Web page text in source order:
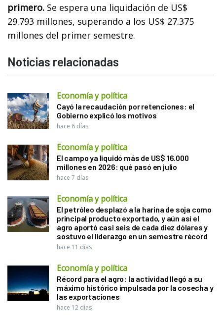
primero. Se espera una liquidación de US$
29.793 millones, superando a los US$ 27.375
millones del primer semestre.
Noticias relacionadas
Economía y política
Cayó la recaudación por retenciones: el
Gobierno explicó los motivos
hace 6 días
Economía y política
El campo ya liquidó más de US$ 16.000
millones en 2026: qué pasó en julio
hace 7 días
Economía y política
El petróleo desplazó a la harina de soja como
principal producto exportado, y aún así el
agro aportó casi seis de cada diez dólares y
sostuvo el liderazgo en un semestre récord
hace 11 días
Economía y política
Récord para el agro: la actividad llegó a su
máximo histórico impulsada por la cosecha y
las exportaciones
hace 12 días